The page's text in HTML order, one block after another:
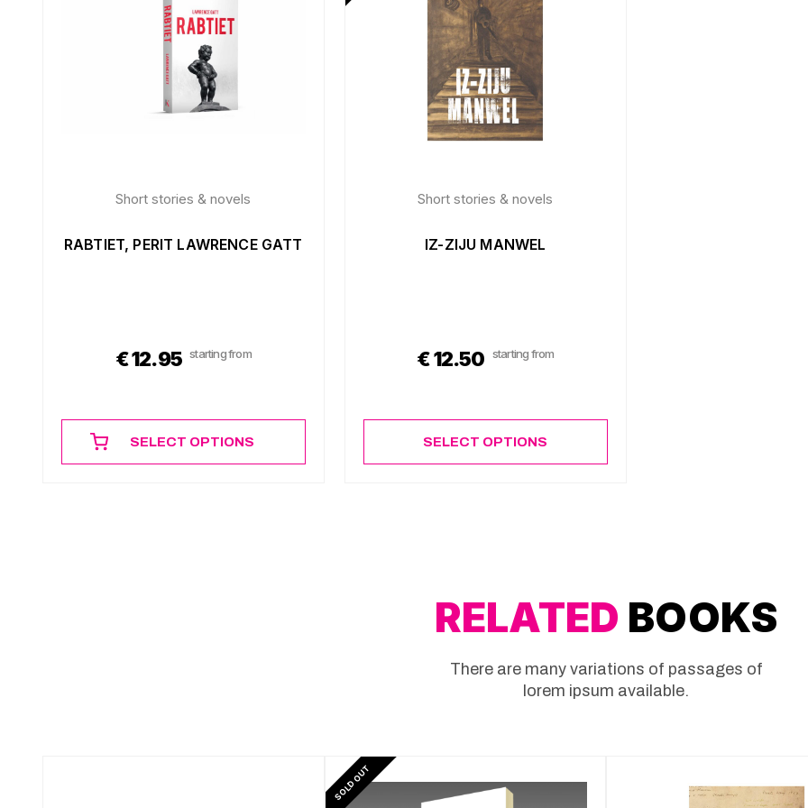
Short stories & novels
RABTIET, PERIT LAWRENCE GATT
€12.95 starting from
SELECT OPTIONS
Short stories & novels
IZ-ZIJU MANWEL
€12.50 starting from
SELECT OPTIONS
RELATED BOOKS
There are many variations of passages of
lorem ipsum available.
SOLD OUT